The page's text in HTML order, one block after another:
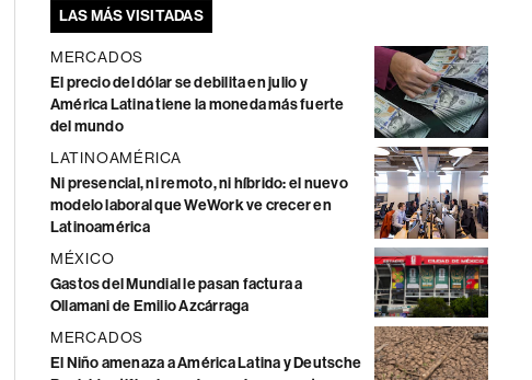
LAS MÁS VISITADAS
MERCADOS
El precio del dólar se debilita en julio y
América Latina tiene la moneda más fuerte
del mundo
LATINOAMÉRICA
Ni presencial, ni remoto, ni híbrido: el nuevo
modelo laboral que WeWork ve crecer en
Latinoamérica
MÉXICO
Gastos del Mundial le pasan factura a
Ollamani de Emilio Azcárraga
MERCADOS
El Niño amenaza a América Latina y Deutsche